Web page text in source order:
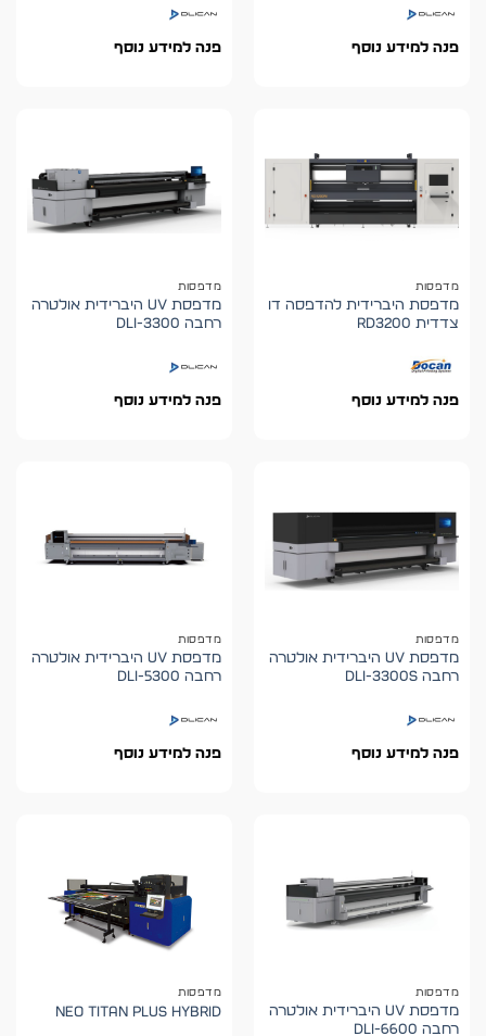
פנה למידע נוסף פנה למידע נוסף
מדפסות
מדפסת היברידית להדפסה דו
צדדית RD3200
פנה למידע נוסף
מדפסות
מדפסת UV היברידית אולטרה
רחבה DLI-3300
פנה למידע נוסף
מדפסות
מדפסת UV היברידית אולטרה
רחבה DLI-3300S
פנה למידע נוסף
מדפסות
מדפסת UV היברידית אולטרה
רחבה DLI-5300
פנה למידע נוסף
מדפסות
מדפסת UV היברידית אולטרה
רחבה DLI-6600
מדפסות
NEO TITAN PLUS HYBRID